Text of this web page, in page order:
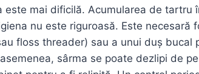
este mai dificilă. Acumularea de tartru
nu este riguroasă. Este necesară
floss threader) sau a unui duș bucal
sârma se poate dezlipi de